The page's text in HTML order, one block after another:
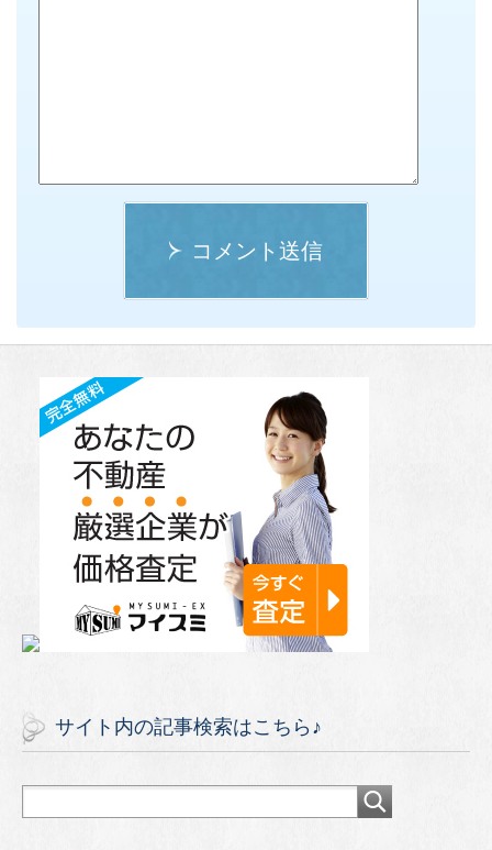
コメント送信
サイト内の記事検索はこちら♪